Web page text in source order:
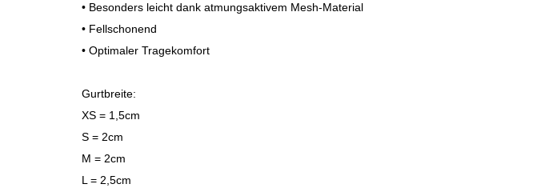
• Besonders leicht dank atmungsaktivem Mesh-Material
• Fellschonend
• Optimaler Tragekomfort
Gurtbreite:
XS = 1,5cm
S = 2cm
M = 2cm
L = 2,5cm